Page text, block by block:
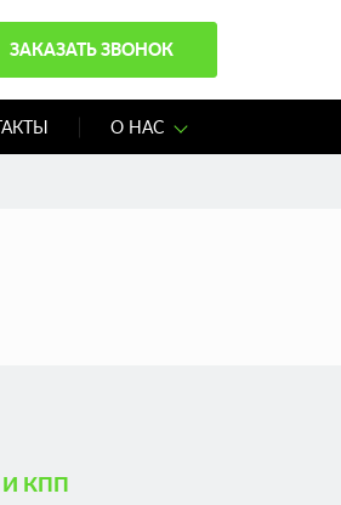
ЗАКАЗАТЬ ЗВОНОК
О НАС
КПП